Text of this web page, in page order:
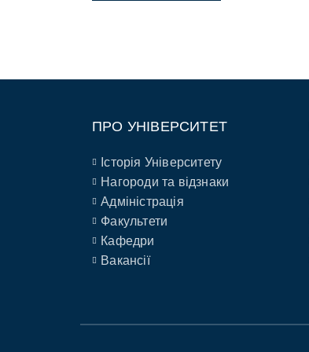
ПРО УНІВЕРСИТЕТ
Історія Університету
Нагороди та відзнаки
Адміністрація
Факультети
Кафедри
Вакансії